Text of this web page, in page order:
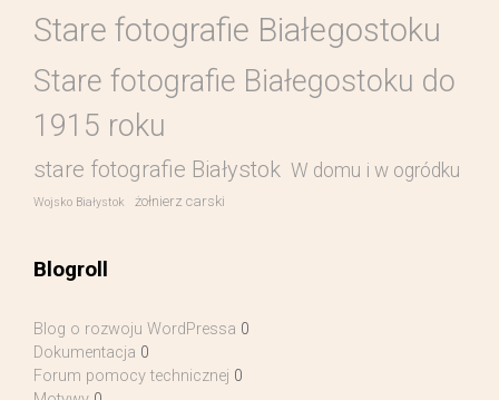
Stare fotografie Białegostoku
Stare fotografie Białegostoku do
1915 roku
stare fotografie Białystok W domu i w ogródku
Wojsko Białystok żołnierz carski
Blogroll
Blog o rozwoju WordPressa 0
Dokumentacja 0
Forum pomocy technicznej 0